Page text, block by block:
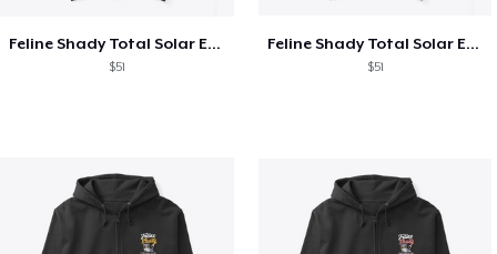
Feline Shady Total Solar Eclipse Texas
$51
Feline Shady Total Solar Eclipse Tijuana
$51